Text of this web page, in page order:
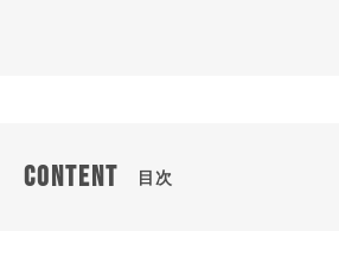
Content 目次